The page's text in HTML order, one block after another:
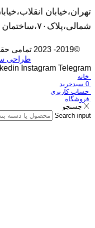
تهران،خیابان
شمالی،پلاک۷۰،ساختمان۴۰،بلوک۱،واحد ۴۴
©2019- 2023 تمامی حقوق برای کالا۳۶۰ محفوظ می باشد |
طراحی
Instagram Telegram
خانه
0 سبدخرید
حساب کاربری
فروشگاه
جستجو
Search input